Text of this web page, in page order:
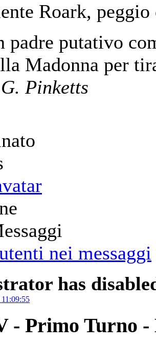
Roark,
padre putativo
Madonna per
Pinketts
has
- Primo Turno